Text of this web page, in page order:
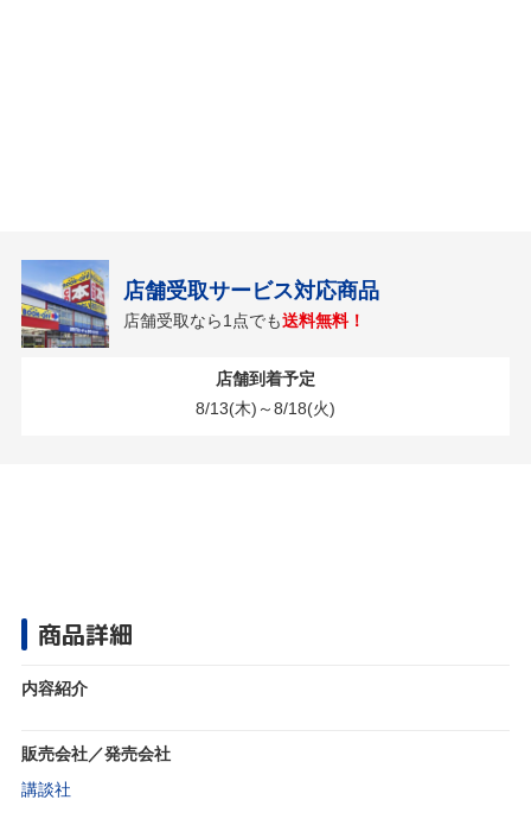
店舗受取サービス対応商品
店舗受取なら1点でも送料無料！
店舗到着予定
8/13(木)～8/18(火)
商品詳細
内容紹介
販売会社／発売会社
講談社